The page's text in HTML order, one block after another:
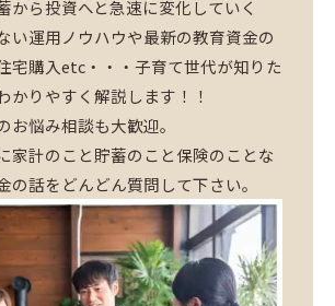
から投資へと急速に変化していく
い運用ノウハウや最新の教育資金の
宅購入etc・・・子育て世代が知りた
かりやすく解説します！！
お悩み相談も大歓迎。
家計のこと貯蓄のこと保険のことな
の話をどんどん質問して下さい。